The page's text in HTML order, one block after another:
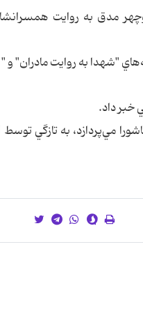
مدق به روايت
"شهدا به روايت مادران" و "
خبر داد.
مي‌پردازد، به تازگي توسط